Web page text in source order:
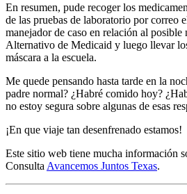
En resumen, pude recoger los
de las pruebas de laboratorio por correo
manejador de caso en relación al posible
Alternativo de Medicaid y luego llevar
máscara a la escuela.
Me quede pensando hasta tarde en la
padre normal? ¿Habré comido hoy?
no estoy segura sobre algunas de esas
¡En que viaje tan desenfrenado estamos!
Este sitio web tiene mucha información
Consulta Avancemos Juntos Texas.